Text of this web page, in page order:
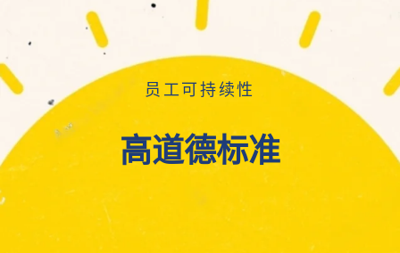
员工可持续性
高道德标准